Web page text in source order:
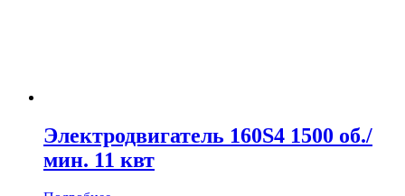
Электродвигатель 160S4 1500 об./
мин. 11 квт